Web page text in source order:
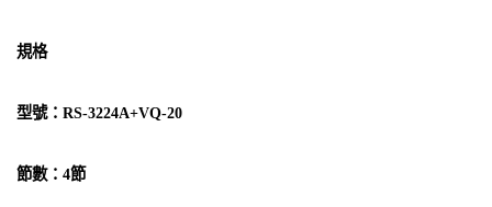
規格
型號：RS-3224A+VQ-20
節數：4節